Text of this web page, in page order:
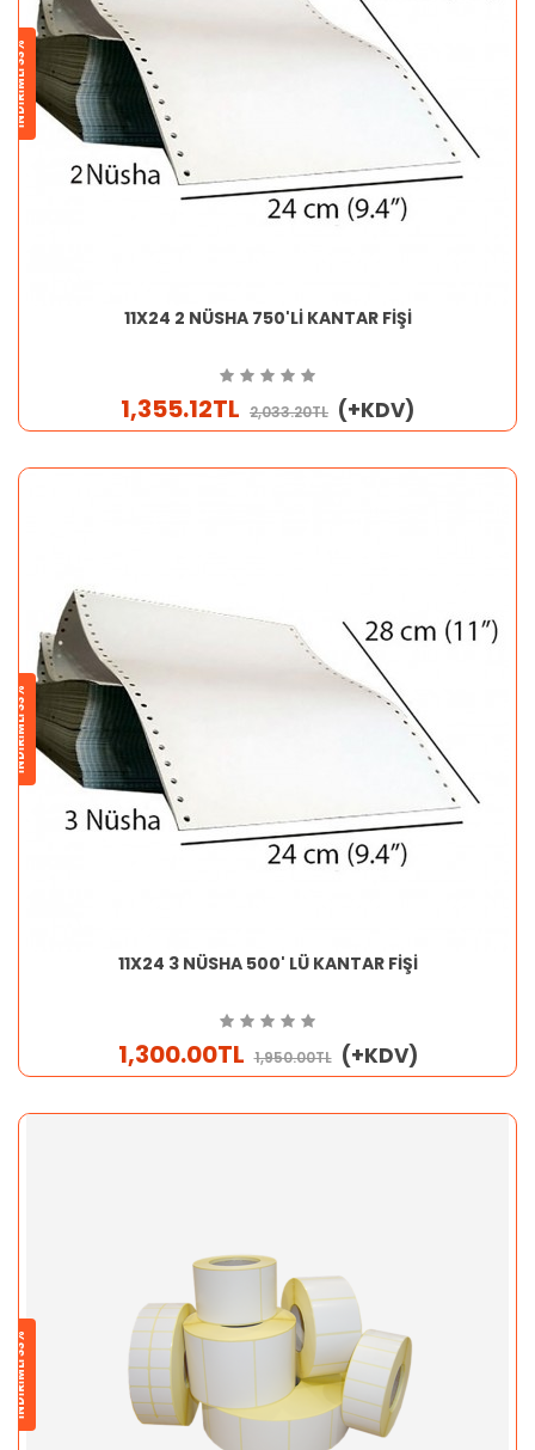
İNDİRİMLİ 33%
11X24 2 NÜSHA 750'Lİ KANTAR FİŞİ
1,355.12TL 2,033.20TL (+KDV)
İNDİRİMLİ 33%
11X24 3 NÜSHA 500' LÜ KANTAR FİŞİ
1,300.00TL 1,950.00TL (+KDV)
İNDİRİMLİ 33%